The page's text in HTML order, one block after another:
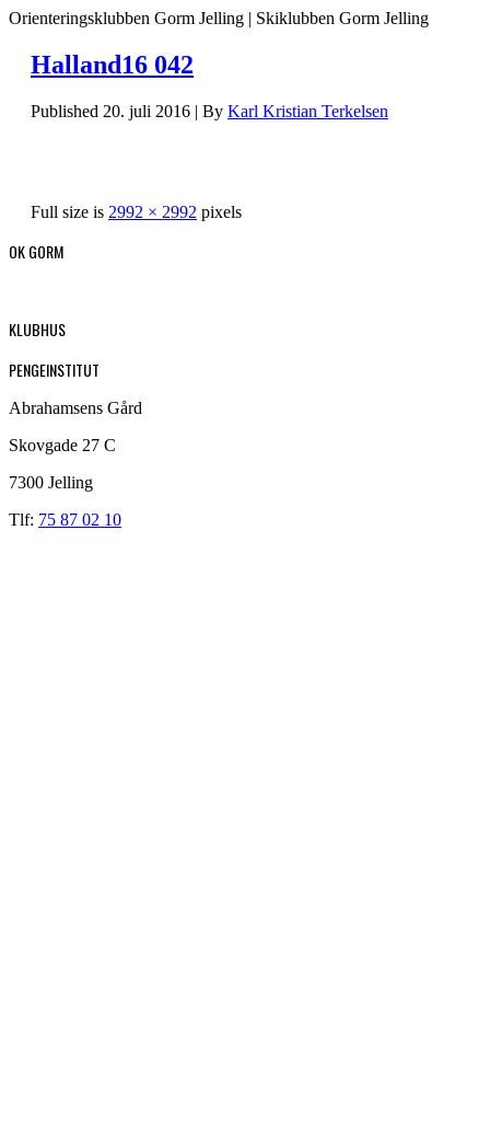
Orienteringsklubben Gorm Jelling | Skiklubben Gorm Jelling
Halland16 042
Published 20. juli 2016 | By Karl Kristian Terkelsen
Full size is 2992 × 2992 pixels
OK GORM
KLUBHUS
PENGEINSTITUT
Abrahamsens Gård
Skovgade 27 C
7300 Jelling
Tlf: 75 87 02 10